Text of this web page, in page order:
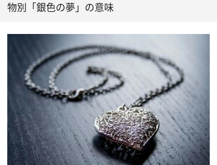
物別「銀色の夢」の意味